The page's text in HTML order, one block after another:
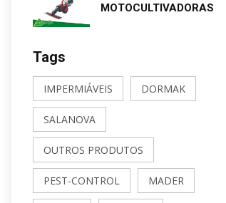
MOTOCULTIVADORAS
Tags
IMPERMIÁVEIS DORMAK
SALANOVA
OUTROS PRODUTOS
PEST-CONTROL MADER